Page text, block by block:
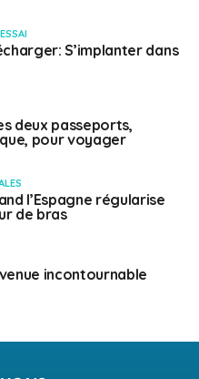
S’implanter dans
deux passeports,
pour voyager
l’Espagne régularise
de bras
incontournable